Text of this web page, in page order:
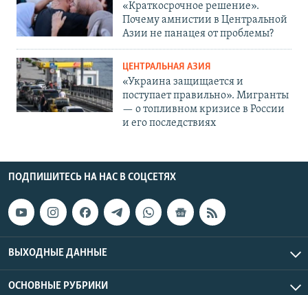
«Краткосрочное решение».
Почему амнистии в Центральной
Азии не панацея от проблемы?
ЦЕНТРАЛЬНАЯ АЗИЯ
«Украина защищается и
поступает правильно». Мигранты
— о топливном кризисе в России
и его последствиях
ПОДПИШИТЕСЬ НА НАС В СОЦСЕТЯХ
ВЫХОДНЫЕ ДАННЫЕ
ОСНОВНЫЕ РУБРИКИ